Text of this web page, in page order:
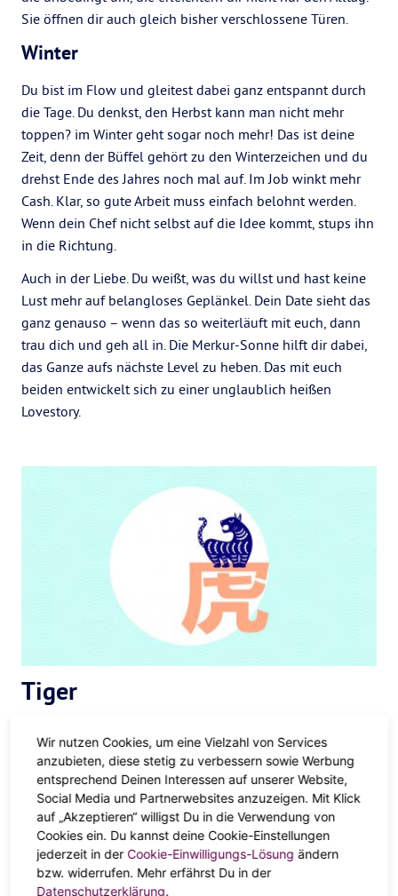
Sie öffnen dir auch gleich bisher verschlossene Türen.
Winter
Du bist im Flow und gleitest dabei ganz entspannt durch
die Tage. Du denkst, den Herbst kann man nicht mehr
toppen? im Winter geht sogar noch mehr! Das ist deine
Zeit, denn der Büffel gehört zu den Winterzeichen und du
drehst Ende des Jahres noch mal auf. Im Job winkt mehr
Cash. Klar, so gute Arbeit muss einfach belohnt werden.
Wenn dein Chef nicht selbst auf die Idee kommt, stups ihn
in die Richtung.
Auch in der Liebe. Du weißt, was du willst und hast keine
Lust mehr auf belangloses Geplänkel. Dein Date sieht das
ganz genauso – wenn das so weiterläuft mit euch, dann
trau dich und geh all in. Die Merkur-Sonne hilft dir dabei,
das Ganze aufs nächste Level zu heben. Das mit euch
beiden entwickelt sich zu einer unglaublich heißen
Lovestory.
Tiger
Zeit, deinen Impulsen zu folgen
Frühling
Es kribbelt schon überall in dir und du kannst es gar nicht
abwarten. Der Frühling ist für dich eine Art Startschuss,
endlich kann deine Energie raus. Du hast lang genug an
deinen Plänen gefeilt, die sind perfekt – und bereit für die
Wir nutzen Cookies, um eine Vielzahl von Services
anzubieten, diese stetig zu verbessern sowie Werbung
entsprechend Deinen Interessen auf unserer Website,
Social Media und Partnerwebsites anzuzeigen. Mit Klick
auf „Akzeptieren“ willigst Du in die Verwendung von
Cookies ein. Du kannst deine Cookie-Einstellungen
jederzeit in der Cookie-Einwilligungs-Lösung ändern
bzw. widerrufen. Mehr erfährst Du in der
Datenschutzerklärung.